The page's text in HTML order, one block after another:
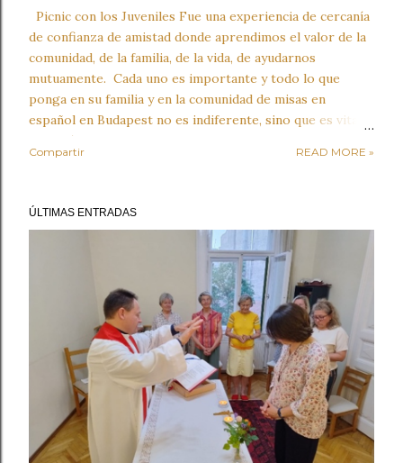
Picnic con los Juveniles Fue una experiencia de cercanía
de confianza de amistad donde aprendimos el valor de la
comunidad, de la familia, de la vida, de ayudarnos
mutuamente. Cada uno es importante y todo lo que
ponga en su familia y en la comunidad de misas en
español en Budapest no es indiferente, sino que es vital.
¡También Jugamos, nos divertimos! ¡Fue una tarde
bonita y profunda a la vez! Agradezco a nuestro Equipo
escribe este reporte, que con mucho cariño y dedicación
formación integral para la vida. El próximo semestre, en
septiembre, reiniciamos la formación para Juveniles-
Adolescentes. Los esperamos! Redactora: Hna. Barbara
Vera FMVD Coordinadora de MCHB ...
Compartir READ MORE »
ÚLTIMAS ENTRADAS